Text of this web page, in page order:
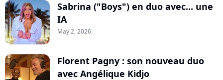
Sabrina ("Boys") en duo avec... une
IA
May 2, 2026
Florent Pagny : son nouveau duo
avec Angélique Kidjo